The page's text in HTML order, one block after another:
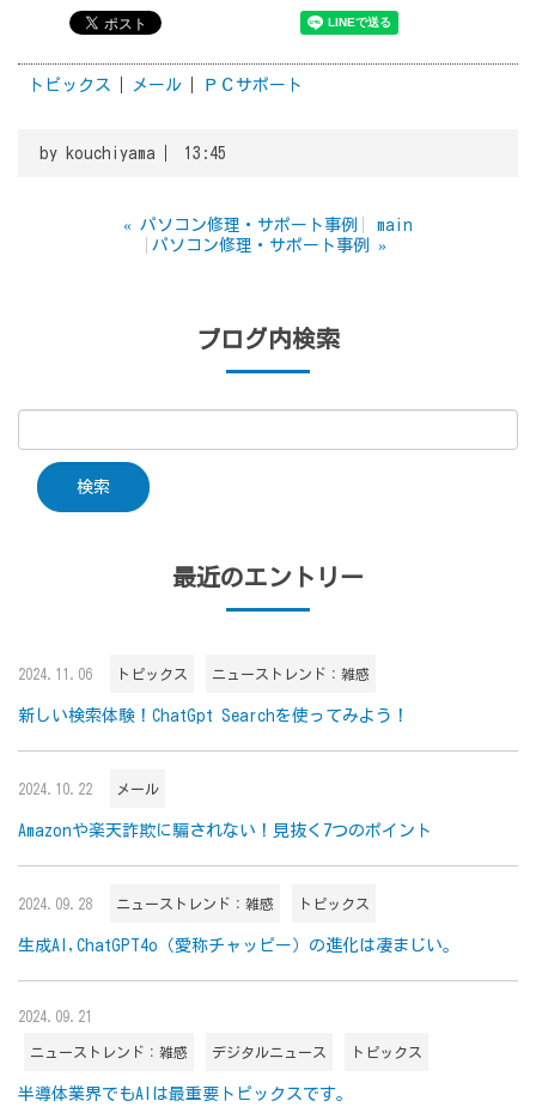
トピックス メール ＰＣサポート
by kouchiyama 13:45
« パソコン修理・サポート事例
main
パソコン修理・サポート事例
»
ブログ内検索
最近のエントリー
2024.11.06 トピックス ニューストレンド：雑感
新しい検索体験！ChatGpt Searchを使ってみよう！
2024.10.22 メール
Amazonや楽天詐欺に騙されない！見抜く7つのポイント
2024.09.28 ニューストレンド：雑感 トピックス
生成AI,ChatGPT4o（愛称チャッピー）の進化は凄まじい。
2024.09.21
ニューストレンド：雑感 デジタルニュース トピックス
半導体業界でもAIは最重要トピックスです。